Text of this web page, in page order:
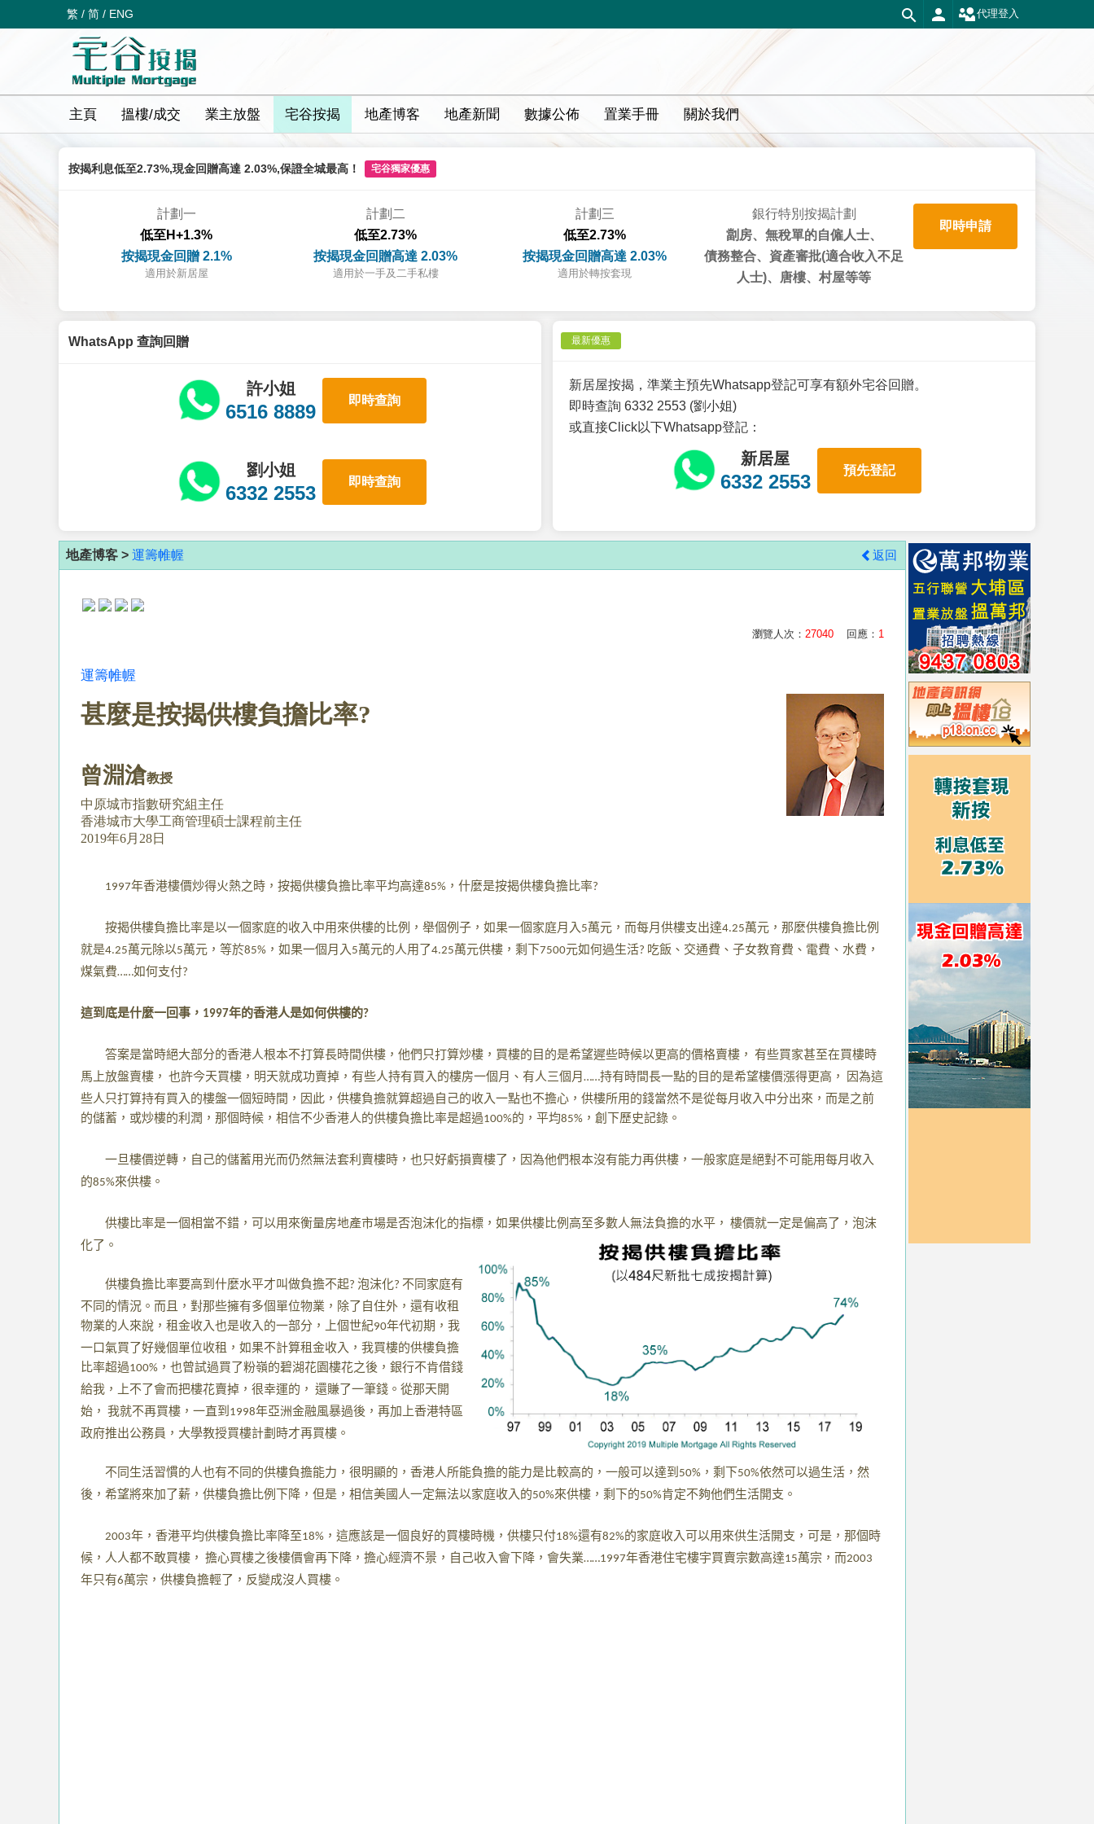
繁 / 简 / ENG 代理登入
主頁 搵樓/成交 業主放盤 宅谷按揭 地產博客 地產新聞 數據公佈 置業手冊 關於我們
按揭利息低至2.73%,現金回贈高達 2.03%,保證全城最高！ 宅谷獨家優惠
計劃一
低至H+1.3%
按揭現金回贈 2.1%
適用於新居屋
計劃二
低至2.73%
按揭現金回贈高達 2.03%
適用於一手及二手私樓
計劃三
低至2.73%
按揭現金回贈高達 2.03%
適用於轉按套現
銀行特別按揭計劃
劏房、無稅單的自僱人士、
債務整合、資產審批(適合收入不足
人士)、唐樓、村屋等等
即時申請
WhatsApp 查詢回贈
許小姐
6516 8889
即時查詢
劉小姐
6332 2553
即時查詢
最新優惠
新居屋按揭，準業主預先Whatsapp登記可享有額外宅谷回贈。
即時查詢 6332 2553 (劉小姐)
或直接Click以下Whatsapp登記：
新居屋
6332 2553
預先登記
地產博客 > 運籌帷幄 返回
瀏覽人次： 27040 回應： 1
運籌帷幄
甚麼是按揭供樓負擔比率?
曾淵滄教授
中原城市指數研究組主任
香港城市大學工商管理碩士課程前主任
2019年6月28日
1997年香港樓價炒得火熱之時，按揭供樓負擔比率平均高達85% ，什麼是按揭供樓負擔比率?
按揭供樓負擔比率是以一個家庭的收入中用來供樓的比例，舉個例子，如果一個家庭月入 5萬元，而每月供樓支出達4.25萬元，那麼供樓負擔比例
就是4.25萬元除以5萬元，等於85% ，如果一個月入 5萬元的人用了4.25萬元供樓，剩下7500元如何過生活? 吃飯、交通費、子女教育費、電費、水費，
煤氣費……如何支付?
這到底是什麼一回事， 1997年的香港人是如何供樓的?
答案是當時絕大部分的香港人根本不打算長時間供樓，他們只打算炒樓，買樓的目的是希望遲些時候以更高的價格賣樓， 有些買家甚至在買樓時
馬上放盤賣樓， 也許今天買樓，明天就成功賣掉，有些人持有買入的樓房一個月、有人三個月……持有時間長一點的目的是希望樓價漲得更高， 因為這
些人只打算持有買入的樓盤一個短時間，因此，供樓負擔就算超過自己的收入一點也不擔心，供樓所用的錢當然不是從每月收入中分出來，而是之前
的儲蓄，或炒樓的利潤，那個時候，相信不少香港人的供樓負擔比率是超過100%的，平均85% ，創下歷史記錄。
一旦樓價逆轉，自己的儲蓄用光而仍然無法套利賣樓時，也只好虧損賣樓了，因為他們根本沒有能力再供樓，一般家庭是絕對不可能用每月收入
的85%來供樓。
供樓比率是一個相當不錯，可以用來衡量房地產市場是否泡沫化的指標，如果供樓比例高至多數人無法負擔的水平， 樓價就一定是偏高了，泡沫
化了。
供樓負擔比率要高到什麼水平才叫做負擔不起? 泡沫化? 不同家庭有
不同的情況。而且，對那些擁有多個單位物業，除了自住外，還有收租
物業的人來說，租金收入也是收入的一部分，上個世紀90年代初期，我
一口氣買了好幾個單位收租，如果不計算租金收入，我買樓的供樓負擔
比率超過100% ，也曾試過買了粉嶺的碧湖花園樓花之後，銀行不肯借錢
給我，上不了會而把樓花賣掉，很幸運的， 還賺了一筆錢。從那天開
始， 我就不再買樓，一直到1998年亞洲金融風暴過後，再加上香港特區
政府推出公務員，大學教授買樓計劃時才再買樓。
不同生活習慣的人也有不同的供樓負擔能力，很明顯的，香港人所能負擔的能力是比較高的，一般可以達到50% ，剩下50%依然可以過生活，然
後，希望將來加了薪，供樓負擔比例下降，但是，相信美國人一定無法以家庭收入的50%來供樓，剩下的50%肯定不夠他們生活開支。
2003年，香港平均供樓負擔比率降至18% ，這應該是一個良好的買樓時機，供樓只付18%還有82%的家庭收入可以用來供生活開支，可是，那個時
候，人人都不敢買樓， 擔心買樓之後樓價會再下降，擔心經濟不景，自己收入會下降，會失業……1997年香港住宅樓宇買賣宗數高達15萬宗，而2003
年只有6萬宗，供樓負擔輕了，反變成沒人買樓。